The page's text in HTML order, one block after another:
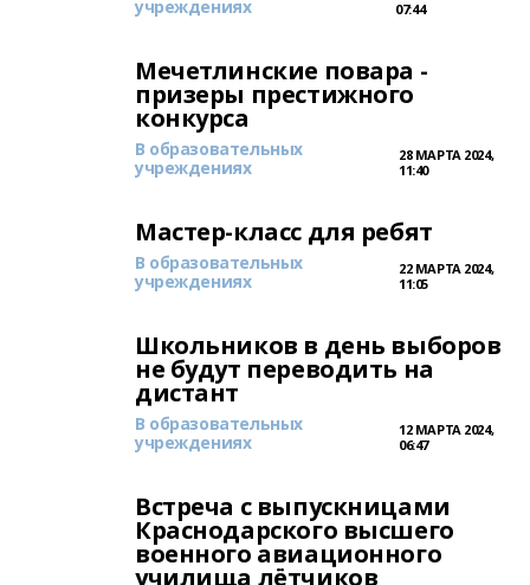
учреждениях
07:44
Мечетлинские повара -
призеры престижного
конкурса
В образовательных
учреждениях
28 МАРТА 2024,
11:40
Мастер-класс для ребят
В образовательных
учреждениях
22 МАРТА 2024,
11:05
Школьников в день выборов
не будут переводить на
дистант
В образовательных
учреждениях
12 МАРТА 2024,
06:47
Встреча с выпускницами
Краснодарского высшего
военного авиационного
училища лётчиков